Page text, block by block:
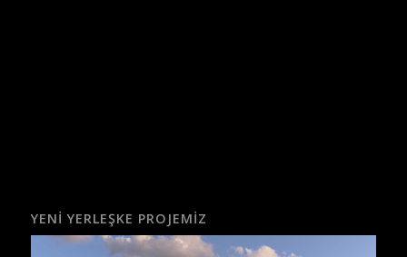
YENI YERLEŞKE PROJEMIZ